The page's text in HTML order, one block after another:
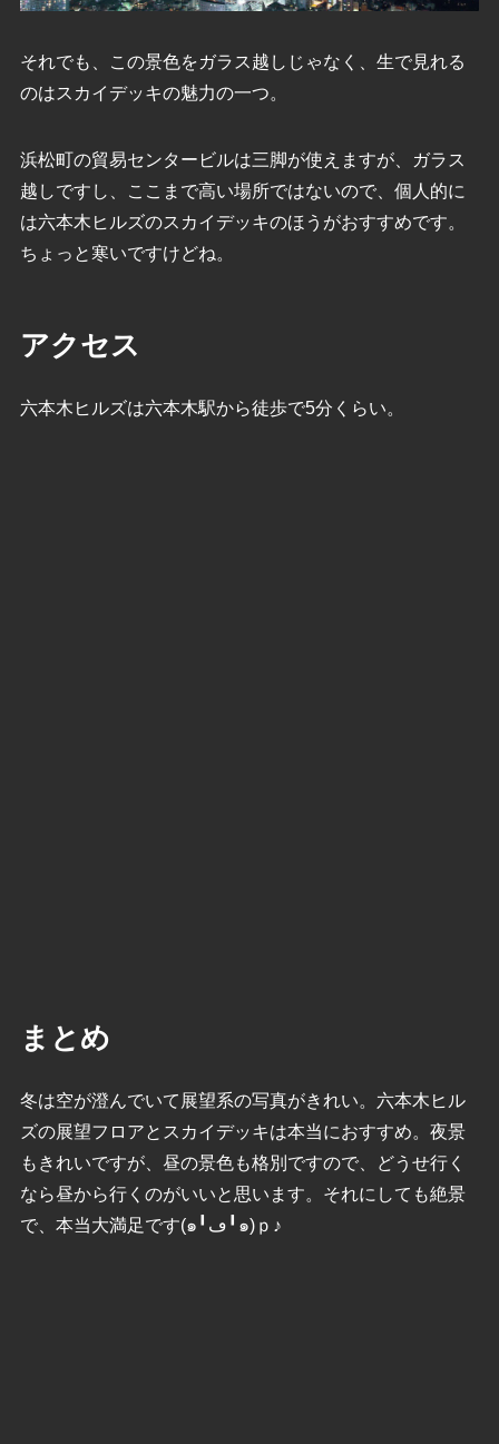
それでも、この景色をガラス越しじゃなく、生で見れる
のはスカイデッキの魅力の一つ。
浜松町の貿易センタービルは三脚が使えますが、ガラス
越しですし、ここまで高い場所ではないので、個人的に
は六本木ヒルズのスカイデッキのほうがおすすめです。
ちょっと寒いですけどね。
アクセス
六本木ヒルズは六本木駅から徒歩で5分くらい。
まとめ
冬は空が澄んでいて展望系の写真がきれい。六本木ヒル
ズの展望フロアとスカイデッキは本当におすすめ。夜景
もきれいですが、昼の景色も格別ですので、どうせ行く
なら昼から行くのがいいと思います。それにしても絶景
で、本当大満足です(๑╹ڡ╹๑)ｐ♪